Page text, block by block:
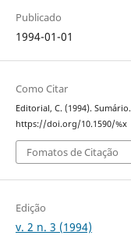
Publicado
1994-01-01
Como Citar
Editorial, C. (1994). Sumário.
https://doi.org/10.1590/%x
Fomatos de Citação
Edição
v. 2 n. 3 (1994)